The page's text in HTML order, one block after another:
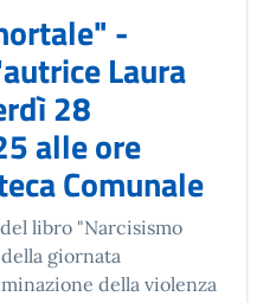
-
Laura
28
alle ore
Comunale
libro "Narcisismo
giornata
della violenza